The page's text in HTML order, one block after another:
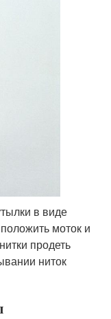
в виде
моток и
продеть
ниток